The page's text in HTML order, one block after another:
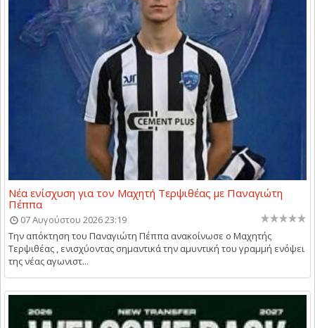
Νέα ενίσχυση για τον Μαχητή Τερψιθέας με Παναγιώτη
Πέππα
07 Αυγούστου 2026 23:19
Την απόκτηση του Παναγιώτη Πέππα ανακοίνωσε ο Μαχητής
Τερψιθέας , ενισχύοντας σημαντικά την αμυντική του γραμμή ενόψει
της νέας αγωνιστ...